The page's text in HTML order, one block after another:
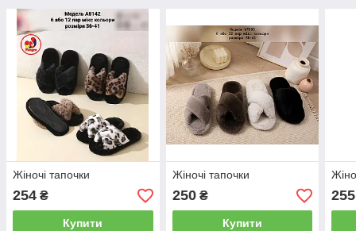
Жіночі тапочки
254 ₴
Купити
Жіночі тапочки
250₴
Купити
255